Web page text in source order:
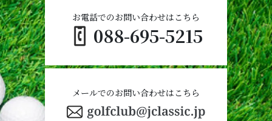
088-695-5215
お電話でのお問い合わせはこちら
メールでのお問い合わせはこちら